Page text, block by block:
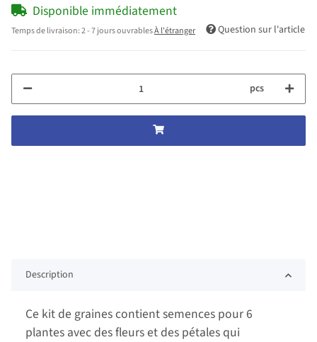
Disponible immédiatement
Temps de livraison:2 - 7 jours ouvrablesÀ l'étranger Question sur l'article
pcs
Description
Ce kit de graines contient semences pour 6
plantes avec des fleurs et des pétales qui